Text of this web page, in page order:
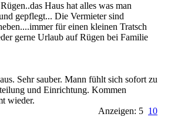
Haus hat alles was man
gepflegt... Die Vermieter sind
für einen kleinen Tratsch
gerne Urlaub auf Rügen bei Familie
Sehr sauber. Mann fühlt sich sofort zu
und Einrichtung. Kommen
wieder.
Anzeigen: 5 10